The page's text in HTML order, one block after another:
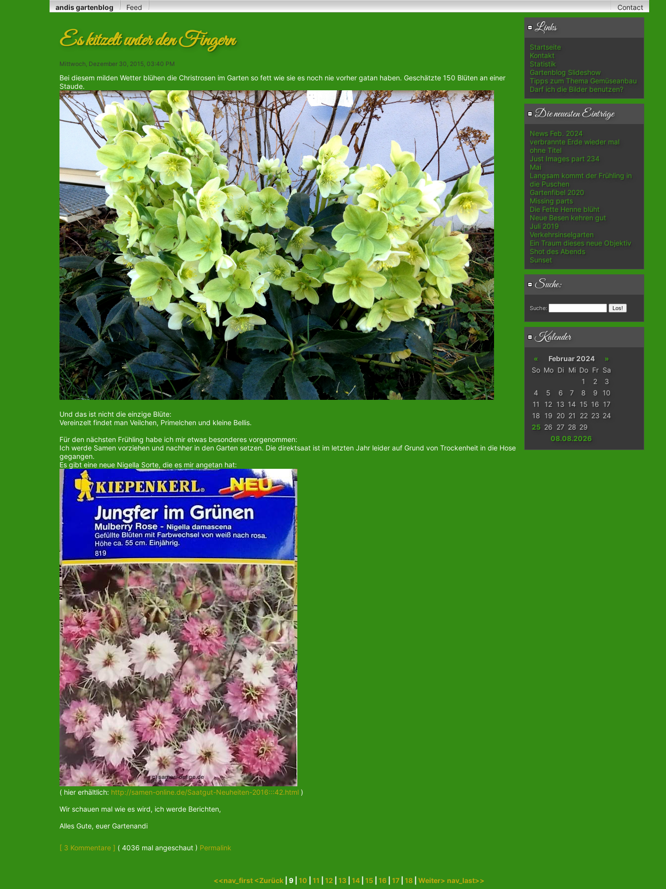
andis gartenblog Feed Contact
Links
Startseite
Kontakt
Statistik
Gartenblog Slideshow
Tipps zum Thema Gemüseanbau
Darf ich die Bilder benutzen?
Die neuesten Einträge
News Feb. 2024
verbrannte Erde wieder mal
ohne Titel
Just Images part 234
Mai
Langsam kommt der Frühling in
die Puschen
Gartenfibel 2020
Missing parts
Die Fette Henne blüht
Neue Besen kehren gut
Juli 2019
Verkehrsinselgarten
Ein Traum dieses neue Objektiv
Shot des Abends
Sunset
Suche:
Suche:
Kalender
« Februar 2024
»
So Mo Di Mi Do Fr Sa
1
2
3
4
5 6 7 8 9
10
11
12 13 14 15 16 17
18
19 20 21 22 23 24
25 26 27 28 29
08.08.2026
Es kitzelt unter den Fingern
Mittwoch, Dezember 30, 2015, 03:40 PM
Bei diesem milden Wetter blühen die Christrosen im Garten so fett wie sie es noch nie vorher gatan haben. Geschätzte 150 Blüten an einer
Staude.
Und das ist nicht die einzige Blüte:
Vereinzelt findet man Veilchen, Primelchen und kleine Bellis.
Für den nächsten Frühling habe ich mir etwas besonderes vorgenommen:
Ich werde Samen vorziehen und nachher in den Garten setzen. Die direktsaat ist im letzten Jahr leider auf Grund von Trockenheit in die Hose
gegangen.
Es gibt eine neue Nigella Sorte, die es mir angetan hat:
( hier erhältlich: http://samen-online.de/Saatgut-Neuheiten-2016:::42.html )
Wir schauen mal wie es wird, ich werde Berichten,
Alles Gute, euer Gartenandi
[ 3 Kommentare ] ( 4036 mal angeschaut ) Permalink
<<nav_first <Zurück | 9 |10 |11 |12 |13 |14 |15 |16 |17 |18 |Weiter> nav_last>>